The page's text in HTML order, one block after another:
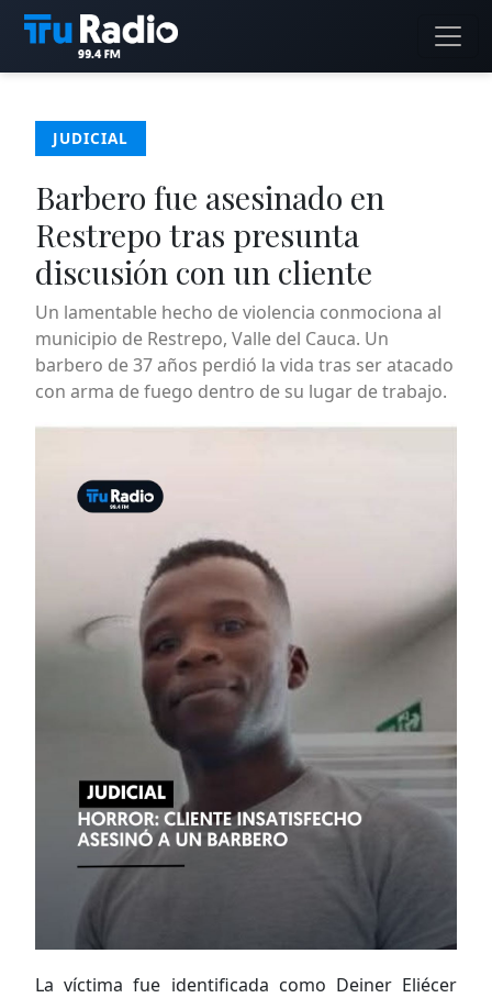
JUDICIAL
Barbero fue asesinado en
Restrepo tras presunta
discusión con un cliente
Un lamentable hecho de violencia conmociona al
municipio de Restrepo, Valle del Cauca. Un
barbero de 37 años perdió la vida tras ser atacado
con arma de fuego dentro de su lugar de trabajo.
La víctima fue identificada como Deiner Eliécer